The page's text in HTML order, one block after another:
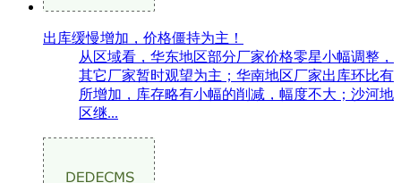
出库缓慢增加，价格僵持为主！
从区域看，华东地区部分厂家价格零星小幅调整，
其它厂家暂时观望为主；华南地区厂家出库环比有
所增加，库存略有小幅的削减，幅度不大；沙河地
区继...